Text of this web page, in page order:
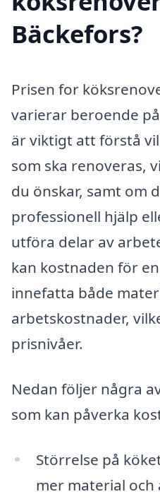
Bäckefors?
Prisen for
varierar beroende
är viktigt att förstå
som ska renoveras,
du önskar, samt om
professionell hjälp
utföra delar av
kan kostnaden för
innefatta både
arbetskostnader,
prisnivåer.
Nedan följer några
som kan påverka
Störrelse på
mer material